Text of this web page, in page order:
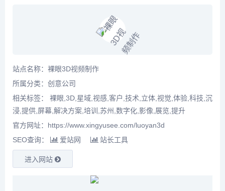
站点名称：裸眼3D视频制作
所属分类： 创意公司
相关标签： 裸眼,3D,星域,视感,客户,技术,立体,视觉,体验,科技,沉
浸,提供,屏幕,解决方案,培训,苏州,数字化,影像,展览,提升
官方网址：https://www.xingyusee.com/luoyan3d
SEO查询：
爱站网 站长工具
进入网站